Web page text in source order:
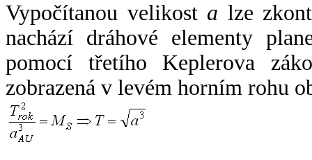
Vypočítanou velikost a lze
nachází dráhové elementy
pomocí třetího Keplerova
zobrazená v levém horním rohu